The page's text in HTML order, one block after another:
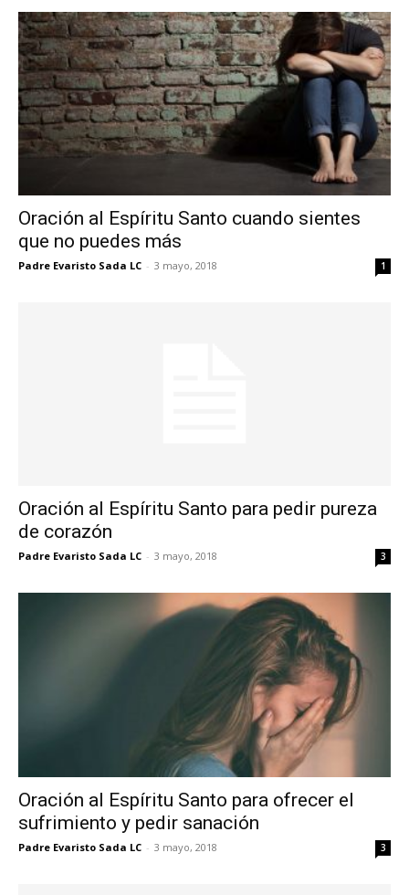
Oración al Espíritu Santo cuando sientes
que no puedes más
Padre Evaristo Sada LC - 3 mayo, 2018 1
Oración al Espíritu Santo para pedir pureza
de corazón
Padre Evaristo Sada LC - 3 mayo, 2018 3
Oración al Espíritu Santo para ofrecer el
sufrimiento y pedir sanación
Padre Evaristo Sada LC - 3 mayo, 2018 3